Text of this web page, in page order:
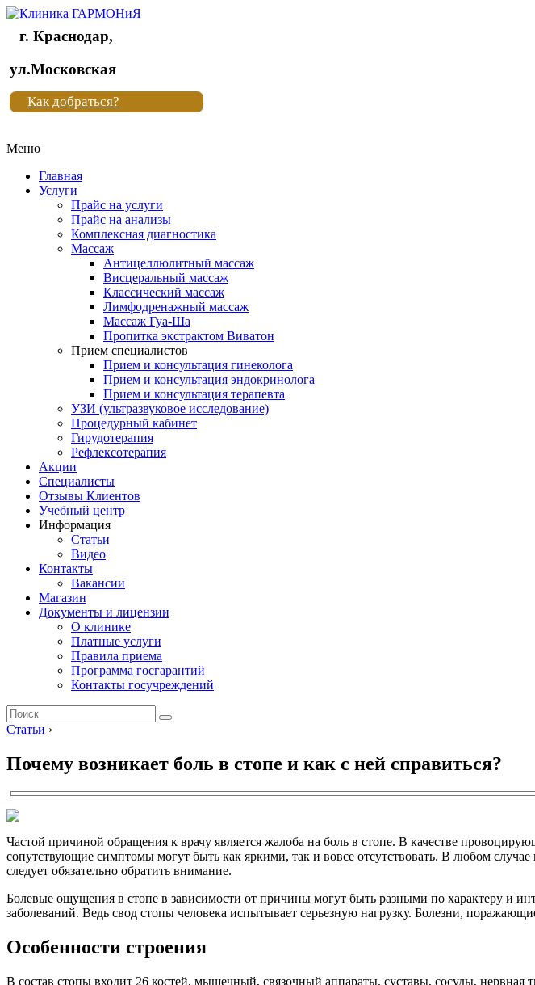
Клиника
"Новая
жизнь"
Клиника
жизнь"
г. Краснодар,
ул.Московская
Как добраться?
Меню
Главная
Услуги
Прайс на услуги
Прайс на анализы
Комплексная диагностика
Массаж
Антицеллюлитный массаж
Висцеральный массаж
Классический массаж
Лимфодренажный массаж
Массаж Гуа-Ша
Пропитка экстрактом Виватон
Прием специалистов
Прием и консультация гинеколога
Прием и консультация эндокринолога
Прием и консультация терапевта
УЗИ (ультразвуковое исследование)
Процедурный кабинет
Гирудотерапия
Рефлексотерапия
Акции
Специалисты
Отзывы Клиентов
Учебный центр
Информация
Статьи
Видео
Контакты
Вакансии
Магазин
Документы и лицензии
О клинике
Платные услуги
Правила приема
Программа госгарантий
Контакты госучреждений
Статьи ›
Почему возникает боль в стопе и как с ней справиться?
Частой причиной обращения к врачу является жалоба на боль в стопе. В качестве
сопутствующие симптомы могут быть как яркими, так и вовсе отсутствовать. В любом
следует обязательно обратить внимание.
Болевые ощущения в стопе в зависимости от причины могут быть разными по характеру и
заболеваний. Ведь свод стопы человека испытывает серьезную нагрузку. Болезни,
Особенности строения
В состав стопы входит 26 костей, мышечный, связочный аппараты, суставы, сосуды, нервная